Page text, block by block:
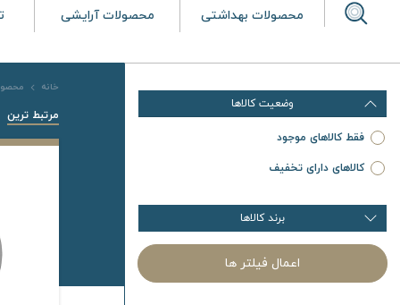
محصولات بهداشتی محصولات آرایشی
وضعیت کالاها
فقط کالاهای موجود
کالاهای دارای تخفیف
برند کالاها
اعمال فیلتر ها
خانه
مرتبط ترین